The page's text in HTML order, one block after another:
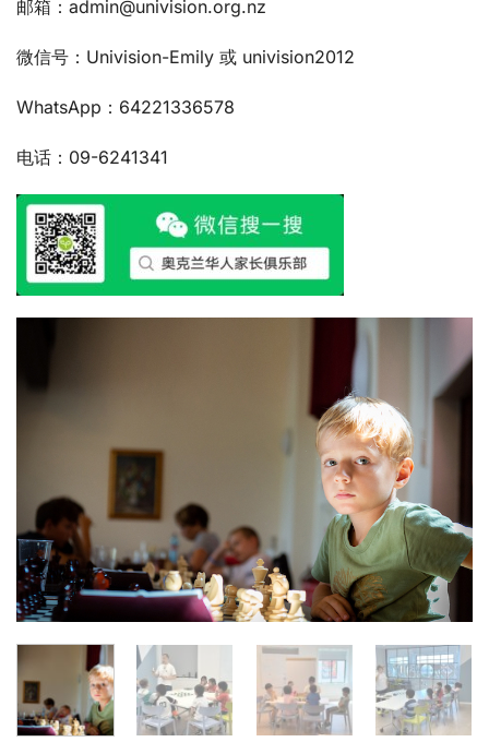
邮箱： admin@univision.org.nz
微信号：Univision-Emily 或 univision2012
WhatsApp：64221336578
电话：09-6241341